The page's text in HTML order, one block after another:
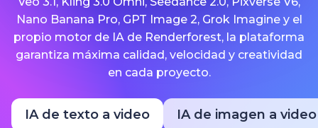
Nano Banana Pro, GPT Image 2, Grok Imagine y el
propio motor de IA de Renderforest, la plataforma
garantiza máxima calidad, velocidad y creatividad
en cada proyecto.
IA de texto a video IA de imagen a video